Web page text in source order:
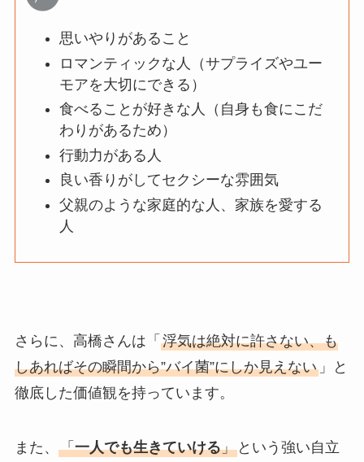
思いやりがあること
ロマンティックな人（サプライズやユー
モアを大切にできる）
食べることが好きな人（自身も食にこだ
わりがあるため）
行動力がある人
良い香りがしてセクシーな雰囲気
父親のような家庭的な人、家族を愛する
人
さらに、高橋さんは「 浮気は絶対に許さない、も
しあればその瞬間から”バイ菌”にしか見えない」と
徹底した価値観を持っています。
また、 「一人でも生きていける」という強い自立